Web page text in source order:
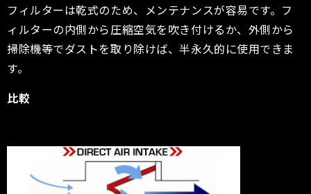
フィルターは乾式のため、メンテナンスが容易です。フ
ィルターの内側から圧縮空気を吹き付けるか、外側から
掃除機等でダストを取り除けば、半永久的に使用できま
す。
比較